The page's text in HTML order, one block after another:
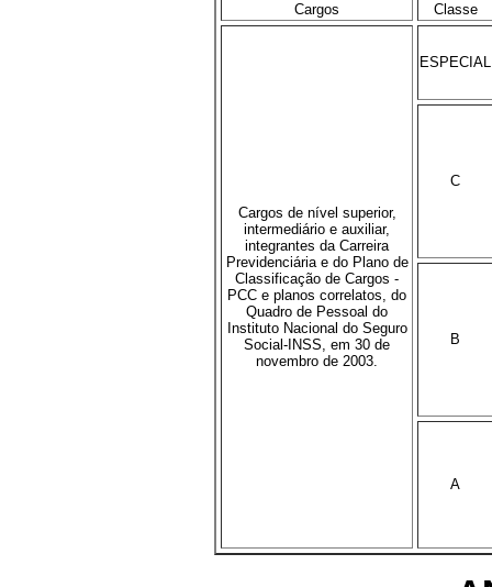
Cargos
Classe
Cargos de nível superior,
intermediário e auxiliar,
integrantes da Carreira
Previdenciária e do Plano de
Classificação de Cargos -
PCC e planos correlatos, do
Quadro de Pessoal do
Instituto Nacional do Seguro
Social-INSS, em 30 de
novembro de 2003.
ESPECIAL
C
B
A